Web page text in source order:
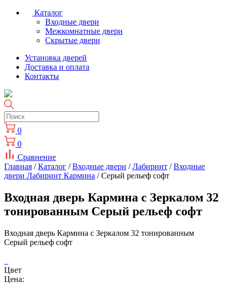
Каталог
Входные двери
Межкомнатные двери
Скрытые двери
Установка дверей
Доставка и оплата
Контакты
0
0
Сравнение
Главная /Каталог /Входные двери /Лабиринт /Входные
двери Лабиринт Кармина / Серый рельеф софт
Входная дверь Кармина с Зеркалом 32
тонированным Серый рельеф софт
Входная дверь Кармина с Зеркалом 32 тонированным
Серый рельеф софт
Цвет
Цена: